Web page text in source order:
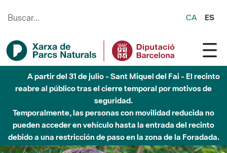
CA ES
A partir del 31 de julio - Sant Miquel del Fai - El recinto
reabre al público tras el cierre temporal por motivos de
seguridad.
Temporalmente, las personas con movilidad reducida no
pueden acceder en vehículo hasta la entrada del recinto
debido a una restricción de paso en la zona de la Foradada.